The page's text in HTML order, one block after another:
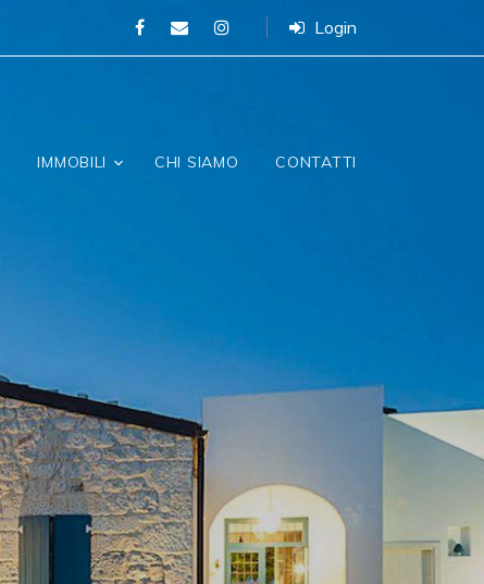
Login
IMMOBILI CHI SIAMO CONTATTI